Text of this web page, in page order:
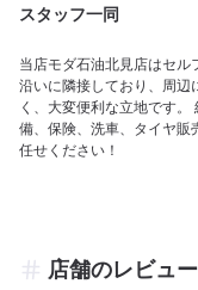
スタッフ一同
当店モダ石油北見店はセ
沿いに隣接しており、周辺
く、大変便利な立地です
備、保険、洗車、タイヤ販
任せください！
店舗のレビュ